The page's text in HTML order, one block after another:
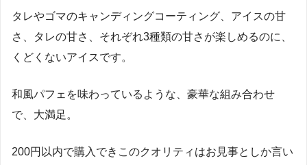
タレやゴマのキャンディングコーティング、アイスの甘
さ、タレの甘さ、それぞれ3種類の甘さが楽しめるのに、
くどくないアイスです。
和風パフェを味わっているような、豪華な組み合わせ
で、大満足。
200円以内で購入できこのクオリティはお見事としか言い